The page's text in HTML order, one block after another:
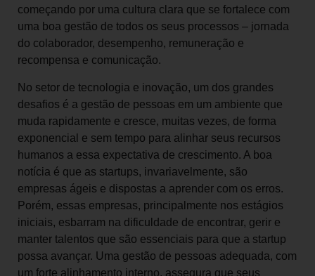
começando por uma cultura clara que se fortalece com
uma boa gestão de todos os seus processos – jornada
do colaborador, desempenho, remuneração e
recompensa e comunicação.
No setor de tecnologia e inovação, um dos grandes
desafios é a gestão de pessoas em um ambiente que
muda rapidamente e cresce, muitas vezes, de forma
exponencial e sem tempo para alinhar seus recursos
humanos a essa expectativa de crescimento. A boa
notícia é que as startups, invariavelmente, são
empresas ágeis e dispostas a aprender com os erros.
Porém, essas empresas, principalmente nos estágios
iniciais, esbarram na dificuldade de encontrar, gerir e
manter talentos que são essenciais para que a startup
possa avançar. Uma gestão de pessoas adequada, com
um forte alinhamento interno, assegura que seus